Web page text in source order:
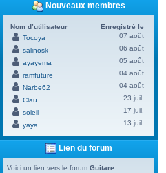
Nouveaux membres
Nom d’utilisateur
Enregistré le
Tocoya
07 août
salinosk
06 août
ayayema
05 août
ramfuture
04 août
Narbe62
04 août
Clau
23 juil.
soleil
17 juil.
yaya
13 juil.
Lien du forum
Voici un lien vers le forum Guitare